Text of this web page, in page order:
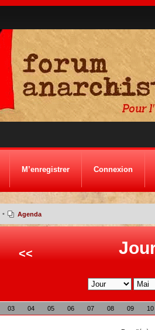
M’enregistrer Connexion
• Agenda
<<
03 04 05 06 07 08 09 10